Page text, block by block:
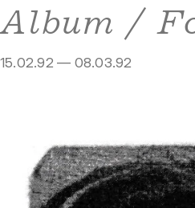
Album /
15.02.92 — 08.03.92